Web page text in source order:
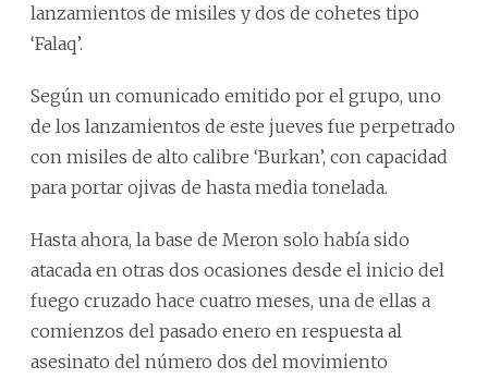
lanzamientos de misiles y dos de cohetes tipo
‘Falaq’.
Según un comunicado emitido por el grupo, uno
de los lanzamientos de este jueves fue perpetrado
con misiles de alto calibre ‘Burkan’, con capacidad
para portar ojivas de hasta media tonelada.
Hasta ahora, la base de Meron solo había sido
atacada en otras dos ocasiones desde el inicio del
fuego cruzado hace cuatro meses, una de ellas a
comienzos del pasado enero en respuesta al
asesinato del número dos del movimiento